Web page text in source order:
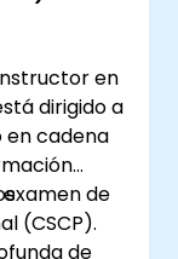
en
dirigido a
en cadena
de
(CSCP).
de